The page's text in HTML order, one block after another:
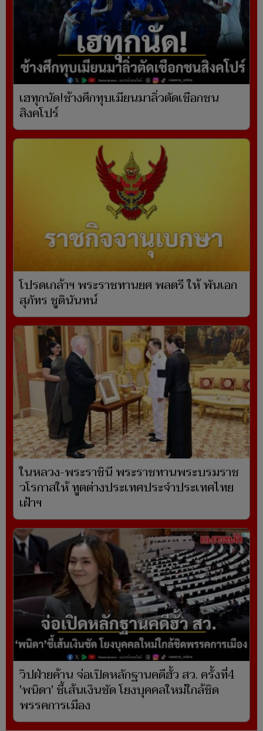
เฮทุกนัด!ช้างศึกทุบเมียนมาลิ่วตัดเชือกชน
สิงคโปร์
โปรดเกล้าฯ พระราชทานยศ พลตรี ให้ พันเอก
สุภัทร ชูตินันทน์
ในหลวง-พระราชินี พระราชทานพระบรมราช
วโรกาสให้ ทูตต่างประเทศประจำประเทศไทย
เฝ้าฯ
วิปฝ่ายค้าน จ่อเปิดหลักฐานคดีฮั้ว สว. ครั้งที่4
'พนิดา' ชี้เส้นเงินชัด โยงบุคคลใหม่ใกล้ชิด
พรรคการเมือง